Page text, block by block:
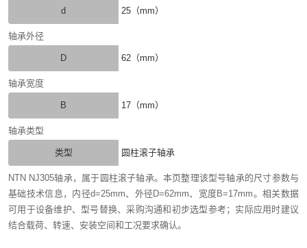
d 25（mm）
轴承外径
D 62（mm）
轴承宽度
B 17（mm）
轴承类型
类型 圆柱滚子轴承
NTN NJ305轴承，属于圆柱滚子轴承。本页整理该型号轴承的尺寸参数与
基础技术信息，内径d=25mm、外径D=62mm、宽度B=17mm。相关数据
可用于设备维护、型号替换、采购沟通和初步选型参考；实际应用时建议
结合载荷、转速、安装空间和工况要求确认。